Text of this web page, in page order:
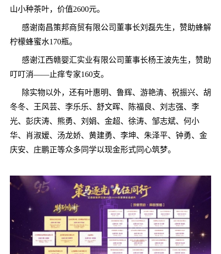
山小种茶叶，价值2600元。
感谢南昌策邦商贸有限公司董事长刘磊先生，赞助蜂解
柠檬蜂蜜水170瓶。
感谢江西赣婴汇实业有限公司董事长杨王波先生，赞助
叮叮消——止痒专家160支。
除实物以外，还有叶惠明、鲁辉、游艳清、祝振兴、胡
冬冬、王风芸、李乐乐、舒文晖、陈福良、刘志强、李
光、彭庆涛、熊勇、刘娟、金超、徐涛、邹志斌、何小
华、肖淑嫒、汤龙娇、黄建勇、李坤、朱泽平、钟勇、金
庆安、庄鹏正等众多同学以现金形式同心筑梦。